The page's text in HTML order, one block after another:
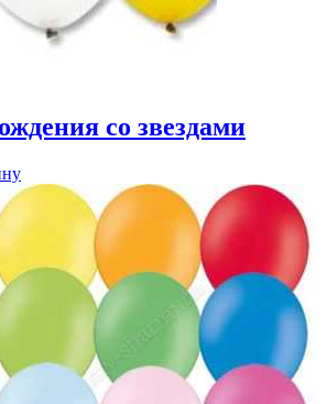
со звездами